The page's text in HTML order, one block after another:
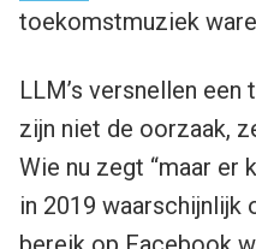
toekomstmuziek
LLM’s versnellen
zijn niet de oorzaak,
Wie nu zegt “maar er
in 2019 waarschijnlijk